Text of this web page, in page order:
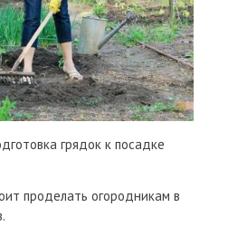
грядок к посадке
проделать огородникам в